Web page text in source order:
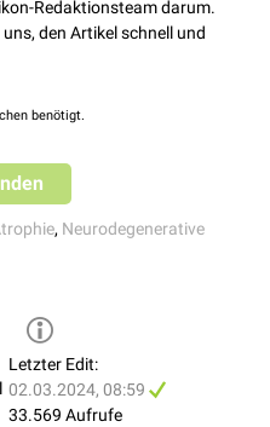
Symptome und Störungen der
, Klinische Monatsblätter für
Redaktionsteam darum.
den Artikel schnell und
benötigt.
, Neurodegenerative
Letzter Edit:
02.03.2024, 08:59
33.569 Aufrufe